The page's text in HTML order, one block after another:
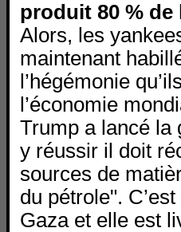
produit 80 % de
Alors, les
maintenant
l’hégémonie
l’économie
Trump a lancé la
y réussir il doit
sources de
du pétrole".
Gaza et elle est